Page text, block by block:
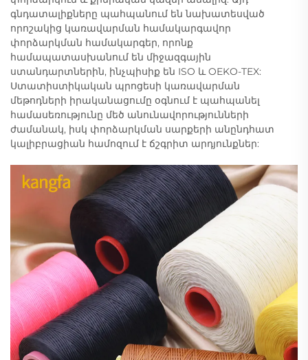
գնդատալիքները պահպանում են նախատեսված
որոշակից կառավարման համակարգավոր
փորձարկման համակարգեր, որոնք
համապատասխանում են միջազգային
ստանդարտներին, ինչպիսիք են ISO և OEKO-TEX:
Ստատիստիկական պրոցեսի կառավարման
մեթոդների իրականացումը օգնում է պահպանել
համասեռությունը մեծ անունավորությունների
ժամանակ, իսկ փորձարկման սարքերի անընդհատ
կալիբրացիան համոզում է ճշգրիտ արդյունքներ: